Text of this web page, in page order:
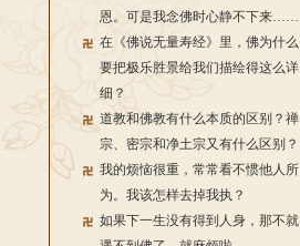
恩。可是我念佛时心静不下来……
在《佛说无量寿经》里，佛为什么
要把极乐胜景给我们描绘得这么详
细？
道教和佛教有什么本质的区别？禅
宗、密宗和净土宗又有什么区别？
我的烦恼很重，常常看不惯他人所
为。我该怎样去掉我执？
如果下一生没有得到人身，那不就